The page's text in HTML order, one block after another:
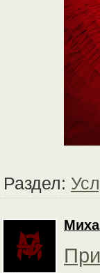
Раздел: